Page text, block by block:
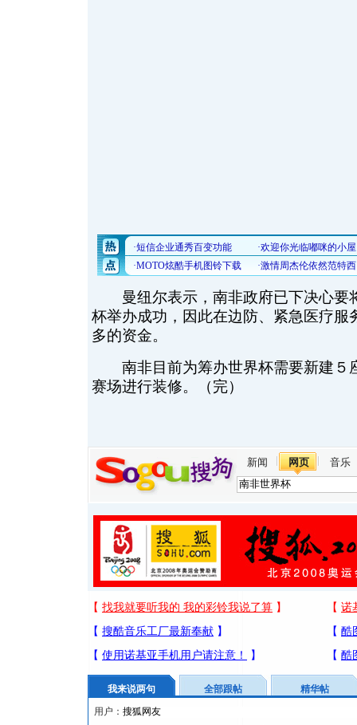
曼纽尔表示，南非政府已下决心要
杯举办成功，因此在边防、紧急医疗服
多的资金。
南非目前为筹办世界杯需要新建５
赛场进行装修。（完）
新闻 网页 音乐
我来说两句 全部跟帖
精华帖
用户：